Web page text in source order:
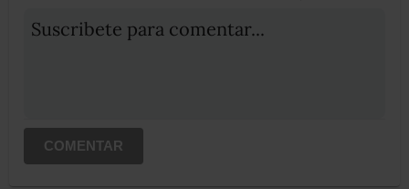
Suscribete para comentar...
COMENTAR